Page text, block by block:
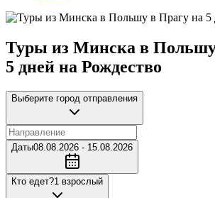
Туры из Минска в
5 дней на Рождество
Выберите город отправления
Даты08.08.2026 - 15.08.2026
Кто едет?1 взрослый